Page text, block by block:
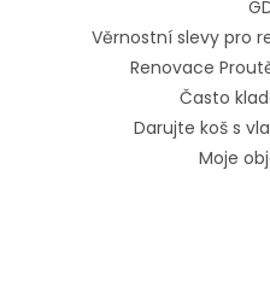
Věrnostní slevy pro
Renovace
Často
Darujte koš s
Moje